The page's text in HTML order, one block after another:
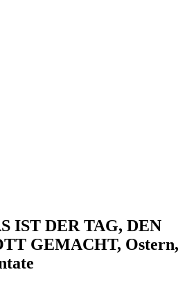
IST DER TAG, DEN
GEMACHT, Ostern,